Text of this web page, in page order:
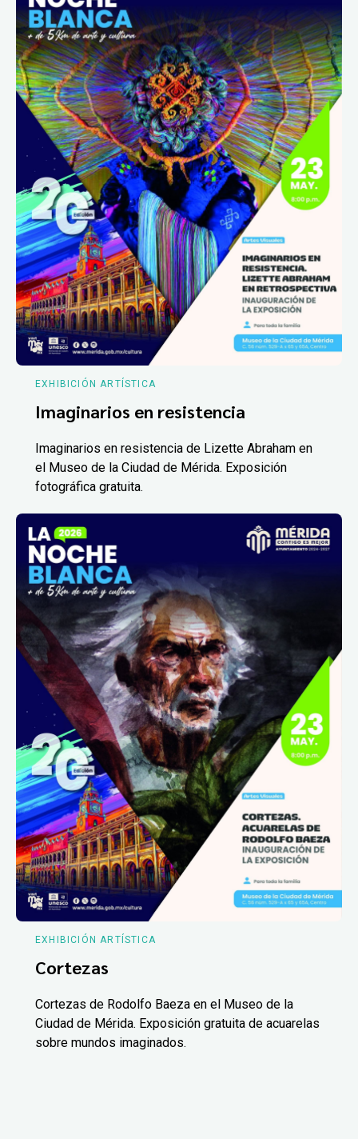
EXHIBICIÓN ARTÍSTICA
Imaginarios en resistencia
Imaginarios en resistencia de Lizette Abraham en
el Museo de la Ciudad de Mérida. Exposición
fotográfica gratuita.
EXHIBICIÓN ARTÍSTICA
Cortezas
Cortezas de Rodolfo Baeza en el Museo de la
Ciudad de Mérida. Exposición gratuita de acuarelas
sobre mundos imaginados.